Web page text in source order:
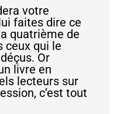
votre
faites dire ce
quatrième de
ceux qui le
Or
livre en
lecteurs sur
c’est tout